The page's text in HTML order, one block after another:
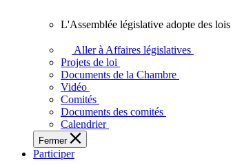
l'Ontario.
législative
adopte
touchent
vie
des
Ontariennes
L'Assemblée législative adopte des
Aller à Affaires législatives
Projets de loi
Documents de la Chambre
Vidéo
Comités
Documents des comités
Calendrier
Fermer
Participer